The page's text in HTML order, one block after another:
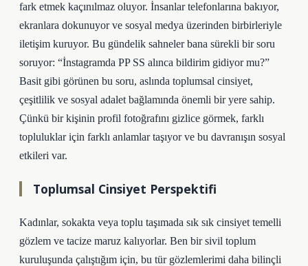
fark etmek kaçınılmaz oluyor. İnsanlar telefonlarına bakıyor,
ekranlara dokunuyor ve sosyal medya üzerinden birbirleriyle
iletişim kuruyor. Bu gündelik sahneler bana sürekli bir soru
soruyor: “İnstagramda PP SS alınca bildirim gidiyor mu?”
Basit gibi görünen bu soru, aslında toplumsal cinsiyet,
çeşitlilik ve sosyal adalet bağlamında önemli bir yere sahip.
Çünkü bir kişinin profil fotoğrafını gizlice görmek, farklı
topluluklar için farklı anlamlar taşıyor ve bu davranışın sosyal
etkileri var.
Toplumsal Cinsiyet Perspektifi
Kadınlar, sokakta veya toplu taşımada sık sık cinsiyet temelli
gözlem ve tacize maruz kalıyorlar. Ben bir sivil toplum
kuruluşunda çalıştığım için, bu tür gözlemlerimi daha bilinçli